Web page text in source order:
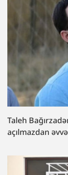
Taleh
açılmazdan